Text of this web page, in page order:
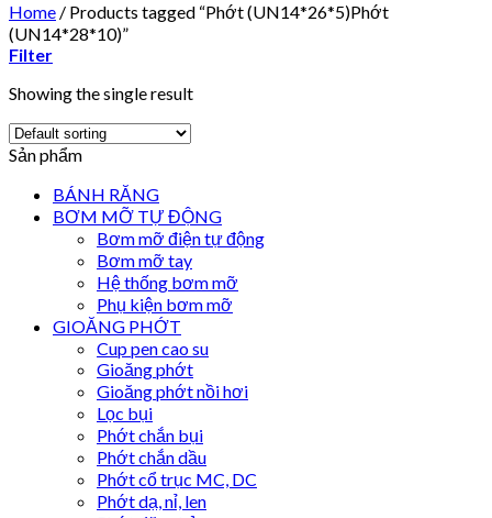
Home / Products tagged “Phớt (UN14*26*5)Phớt
(UN14*28*10)”
Filter
Showing the single result
Sản phẩm
BÁNH RĂNG
BƠM MỠ TỰ ĐỘNG
Bơm mỡ điện tự động
Bơm mỡ tay
Hệ thống bơm mỡ
Phụ kiện bơm mỡ
GIOĂNG PHỚT
Cup pen cao su
Gioăng phớt
Gioăng phớt nồi hơi
Lọc bụi
Phớt chắn bụi
Phớt chắn dầu
Phớt cổ trục MC, DC
Phớt dạ, nỉ, len